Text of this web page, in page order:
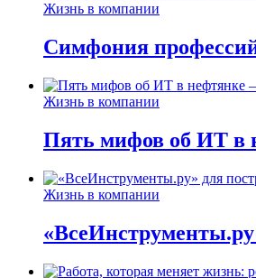
Жизнь в компании
Симфония профессий
Жизнь в компании
Пять мифов об ИТ в
Жизнь в компании